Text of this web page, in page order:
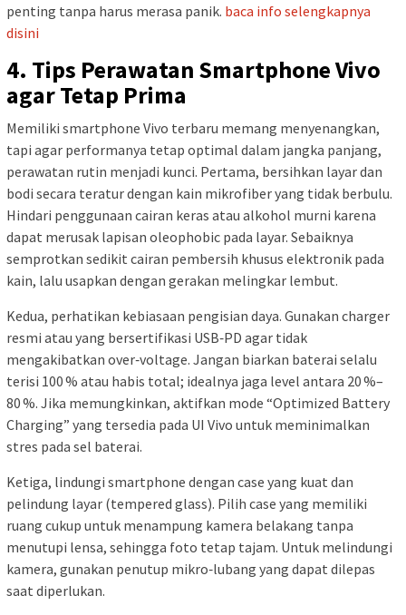
penting tanpa harus merasa panik. baca info selengkapnya
disini
4. Tips Perawatan Smartphone Vivo
agar Tetap Prima
Memiliki smartphone Vivo terbaru memang menyenangkan,
tapi agar performanya tetap optimal dalam jangka panjang,
perawatan rutin menjadi kunci. Pertama, bersihkan layar dan
bodi secara teratur dengan kain mikrofiber yang tidak berbulu.
Hindari penggunaan cairan keras atau alkohol murni karena
dapat merusak lapisan oleophobic pada layar. Sebaiknya
semprotkan sedikit cairan pembersih khusus elektronik pada
kain, lalu usapkan dengan gerakan melingkar lembut.
Kedua, perhatikan kebiasaan pengisian daya. Gunakan charger
resmi atau yang bersertifikasi USB‑PD agar tidak
mengakibatkan over‑voltage. Jangan biarkan baterai selalu
terisi 100 % atau habis total; idealnya jaga level antara 20 %–
80 %. Jika memungkinkan, aktifkan mode “Optimized Battery
Charging” yang tersedia pada UI Vivo untuk meminimalkan
stres pada sel baterai.
Ketiga, lindungi smartphone dengan case yang kuat dan
pelindung layar (tempered glass). Pilih case yang memiliki
ruang cukup untuk menampung kamera belakang tanpa
menutupi lensa, sehingga foto tetap tajam. Untuk melindungi
kamera, gunakan penutup mikro‑lubang yang dapat dilepas
saat diperlukan.